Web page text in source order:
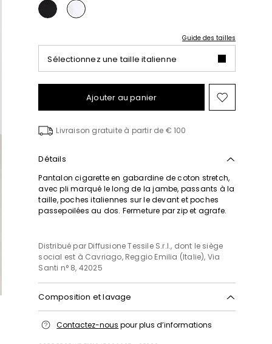
Guide des tailles
Sélectionnez une taille italienne
Ajouter au panier Ajouter
vers
Livraison gratuite à partir de € 100
Détails
Pantalon cigarette en gabardine de coton stretch,
avec pli marqué le long de la jambe, passants à la
taille, poches italiennes sur le devant et poches
passepoilées au dos. Fermeture par zip et agrafe.
Distribué par Diffusione Tessile S.r.l., dont le siège
social est à Cavriago, Reggio Emilia (Italie), Via
Santi n° 8, 42025
Composition et lavage
chloré interdit; séchage en tambour interdit; sécher
Contactez-nous pour plus d’informations